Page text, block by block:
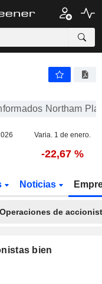
LIMITED
Northam
Varia. 1 de enero.
-22,67 %
Noticias
Operaciones de
bien